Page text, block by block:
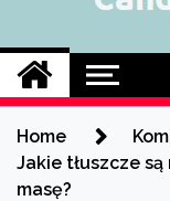
Home
Jakie tłuszcze
masę?